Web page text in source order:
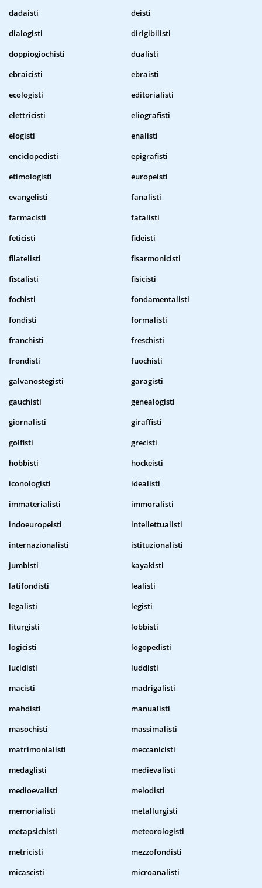
dadaisti
deisti
dialogisti
dirigibilisti
doppiogiochisti
dualisti
ebraicisti
ebraisti
ecologisti
editorialisti
elettricisti
eliografisti
elogisti
enalisti
enciclopedisti
epigrafisti
etimologisti
europeisti
evangelisti
fanalisti
farmacisti
fatalisti
feticisti
fideisti
filatelisti
fisarmonicisti
fiscalisti
fisicisti
fochisti
fondamentalisti
fondisti
formalisti
franchisti
freschisti
frondisti
fuochisti
galvanostegisti
garagisti
gauchisti
genealogisti
giornalisti
giraffisti
golfisti
grecisti
hobbisti
hockeisti
iconologisti
idealisti
immaterialisti
immoralisti
indoeuropeisti
intellettualisti
internazionalisti
istituzionalisti
jumbisti
kayakisti
latifondisti
lealisti
legalisti
legisti
liturgisti
lobbisti
logicisti
logopedisti
lucidisti
luddisti
macisti
madrigalisti
mahdisti
manualisti
masochisti
massimalisti
matrimonialisti
meccanicisti
medaglisti
medievalisti
medioevalisti
melodisti
memorialisti
metallurgisti
metapsichisti
meteorologisti
metricisti
mezzofondisti
micascisti
microanalisti